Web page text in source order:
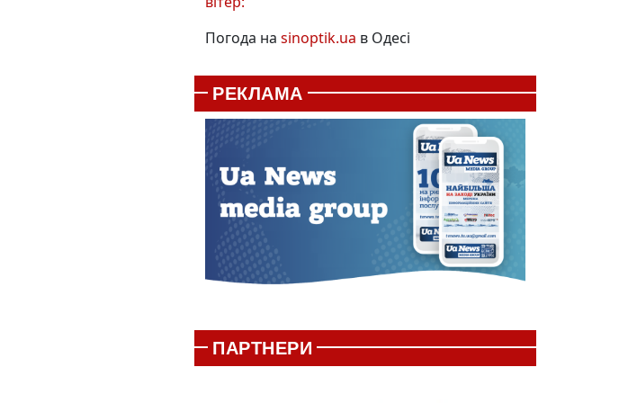
Погода на sinoptik.ua в Одесі
РЕКЛАМА
ПАРТНЕРИ